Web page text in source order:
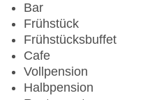
Bar
Frühstück
Frühstücksbuffet
Cafe
Vollpension
Halbpension